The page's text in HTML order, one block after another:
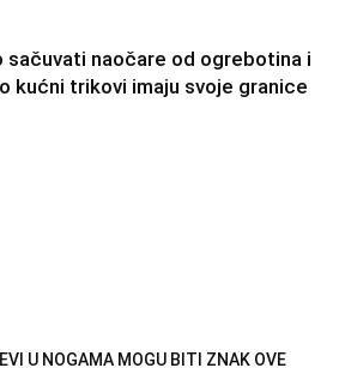
sačuvati naočare od ogrebotina i
kućni trikovi imaju svoje granice
U NOGAMA MOGU BITI ZNAK OVE